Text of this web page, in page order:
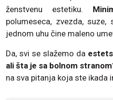
ženstvenu estetiku.
polumeseca, zvezda, suze,
jednom uhu čine maleno
Da, svi se slažemo da
ali šta je sa bolnom
na sva pitanja koja ste ikada